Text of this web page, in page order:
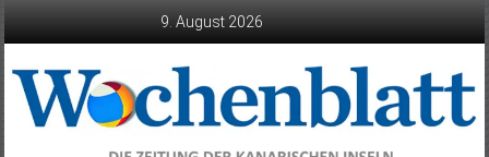
9. August 2026